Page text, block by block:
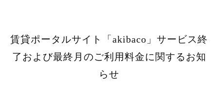
賃貸ポータルサイト「akibaco」サービス終
了および最終月のご利用料金に関するお知
らせ